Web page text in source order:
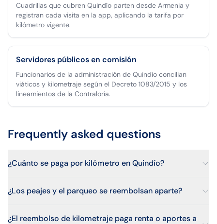
Cuadrillas que cubren Quindío parten desde Armenia y
registran cada visita en la app, aplicando la tarifa por
kilómetro vigente.
Servidores públicos en comisión
Funcionarios de la administración de Quindío concilian
viáticos y kilometraje según el Decreto 1083/2015 y los
lineamientos de la Contraloría.
Frequently asked questions
¿Cuánto se paga por kilómetro en Quindío?
¿Los peajes y el parqueo se reembolsan aparte?
¿El reembolso de kilometraje paga renta o aportes a